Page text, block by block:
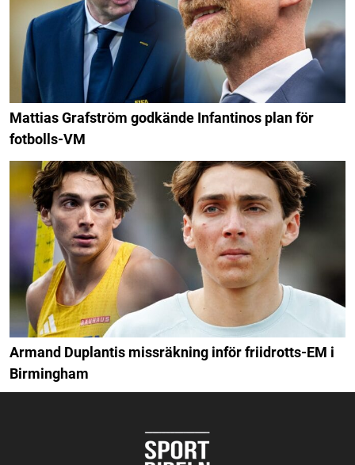
Mattias Grafström godkände Infantinos plan för
fotbolls-VM
Armand Duplantis missräkning inför friidrotts-EM i
Birmingham